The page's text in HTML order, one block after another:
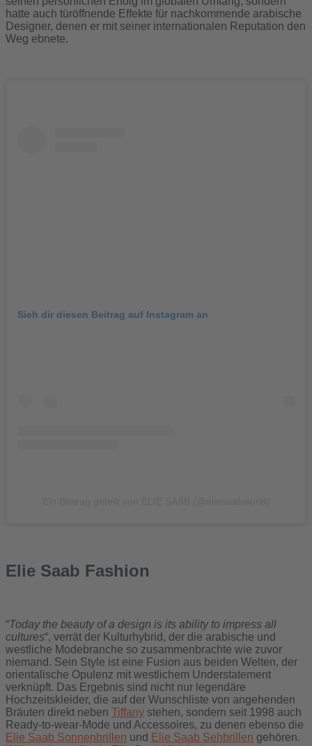
hatte auch türöffnende Effekte für nachkommende arabische
Designer, denen er mit seiner internationalen Reputation den
Weg ebnete.
Sieh dir diesen Beitrag auf Instagram an
Elie Saab Fashion
“Today the beauty of a design is its ability to impress all
cultures“, verrät der Kulturhybrid, der die arabische und
westliche Modebranche so zusammenbrachte wie zuvor
niemand. Sein Style ist eine Fusion aus beiden Welten, der
orientalische Opulenz mit westlichem Understatement
verknüpft. Das Ergebnis sind nicht nur legendäre
Hochzeitskleider, die auf der Wunschliste von angehenden
Bräuten direkt neben Tiffany stehen, sondern seit 1998 auch
Ready-to-wear-Mode und Accessoires, zu denen ebenso die
Elie Saab Sonnenbrillen und Elie Saab Sehbrillen gehören.